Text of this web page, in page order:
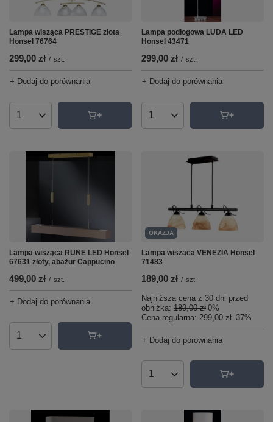
Lampa wisząca PRESTIGE złota
Honsel 76764
299,00 zł / szt.
+ Dodaj do porównania
Ilość produktów
Lampa podłogowa LUDA LED
Honsel 43471
299,00 zł / szt.
+ Dodaj do porównania
Ilość produktów
Lampa wisząca RUNE LED Honsel
67631 złoty, abażur Cappucino
499,00 zł / szt.
+ Dodaj do porównania
Ilość produktów
OKAZJA
Lampa wisząca VENEZIA Honsel
71483
189,00 zł / szt.
Najniższa cena z 30 dni przed
obniżką: 189,00 zł 0%
Cena regularna: 299,00 zł -37%
+ Dodaj do porównania
Ilość produktów